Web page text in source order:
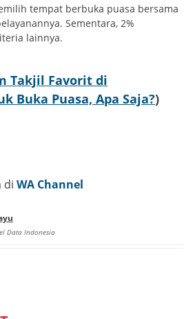
tempat berbuka puasa bersama
Sementara, 2%
lainnya.
Takjil Favorit di
Buka Puasa, Apa Saja?)
di WA Channel
Data Indonesia